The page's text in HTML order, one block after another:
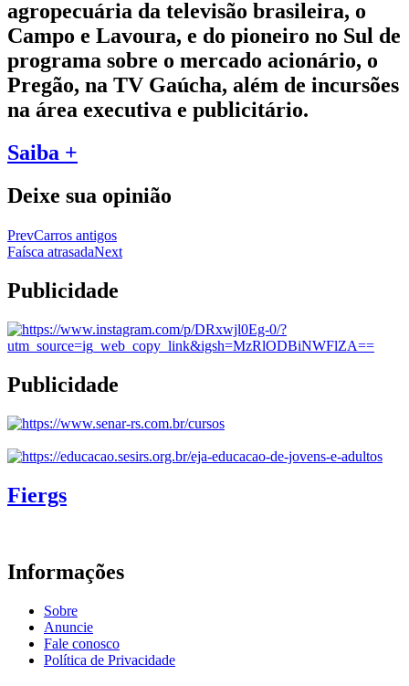
agropecuária da televisão brasileira, o
Campo e Lavoura, e do pioneiro no Sul de
programa sobre o mercado acionário, o
Pregão, na TV Gaúcha, além de incursões
na área executiva e publicitário.
Saiba +
Deixe sua opinião
PrevCarros antigos
Faísca atrasadaNext
Publicidade
Publicidade
Fiergs
Informações
Sobre
Anuncie
Fale conosco
Política de Privacidade